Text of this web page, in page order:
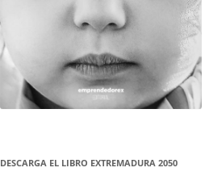
DESCARGA EL LIBRO EXTREMADURA 2050